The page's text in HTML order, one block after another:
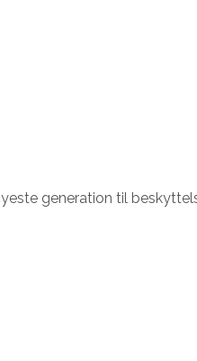
generation til